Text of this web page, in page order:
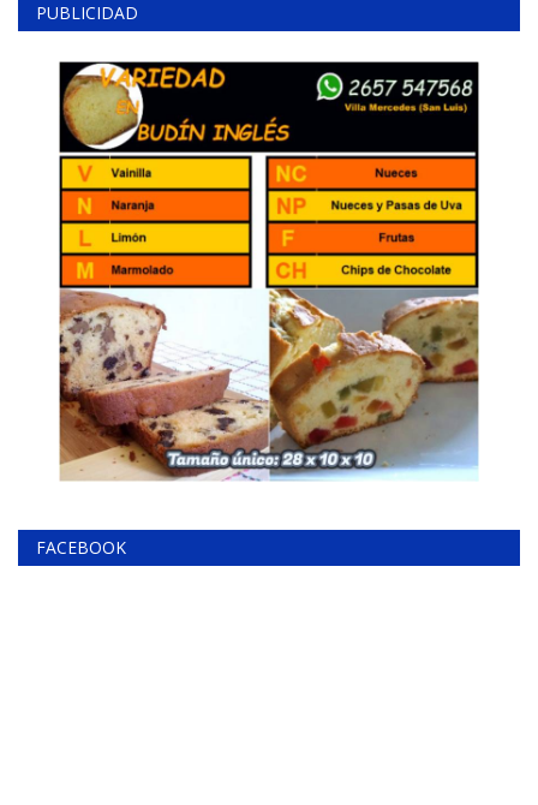
PUBLICIDAD
FACEBOOK